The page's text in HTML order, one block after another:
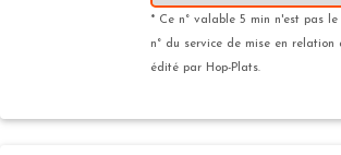
* Ce n° valable 5 min n'est pas
n° du service de mise en relation
édité par Hop-Plats.